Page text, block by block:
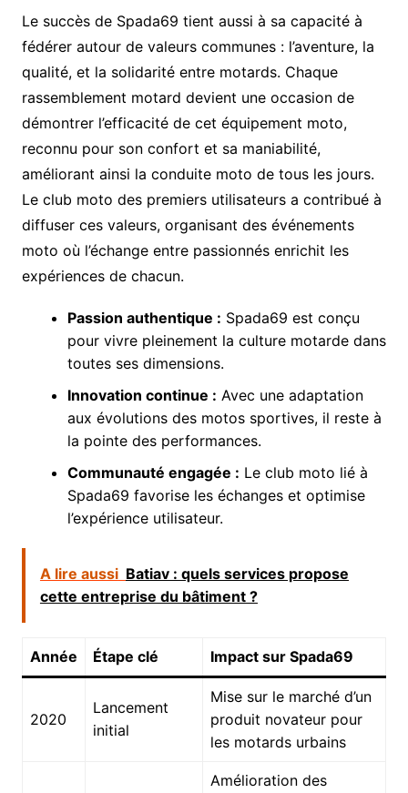
Le succès de Spada69 tient aussi à sa capacité à
fédérer autour de valeurs communes : l’aventure, la
qualité, et la solidarité entre motards. Chaque
rassemblement motard devient une occasion de
démontrer l’efficacité de cet équipement moto,
reconnu pour son confort et sa maniabilité,
améliorant ainsi la conduite moto de tous les jours.
Le club moto des premiers utilisateurs a contribué à
diffuser ces valeurs, organisant des événements
moto où l’échange entre passionnés enrichit les
expériences de chacun.
Passion authentique : Spada69 est conçu
pour vivre pleinement la culture motarde dans
toutes ses dimensions.
Innovation continue : Avec une adaptation
aux évolutions des motos sportives, il reste à
la pointe des performances.
Communauté engagée : Le club moto lié à
Spada69 favorise les échanges et optimise
l’expérience utilisateur.
A lire aussi Batiav : quels services propose
cette entreprise du bâtiment ?
Année Étape clé Impact sur Spada69
2020
Lancement
initial
Mise sur le marché d’un
produit novateur pour
les motards urbains
Amélioration des